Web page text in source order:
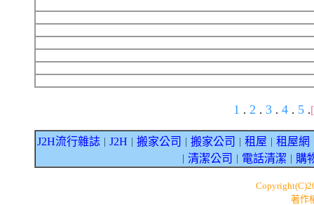
1 . 2 . 3 . 4 . 5 .
J2H流行雜誌 J2H 搬家公司 搬家公司 租屋 租屋網
清潔公司 電話清潔 購
著作